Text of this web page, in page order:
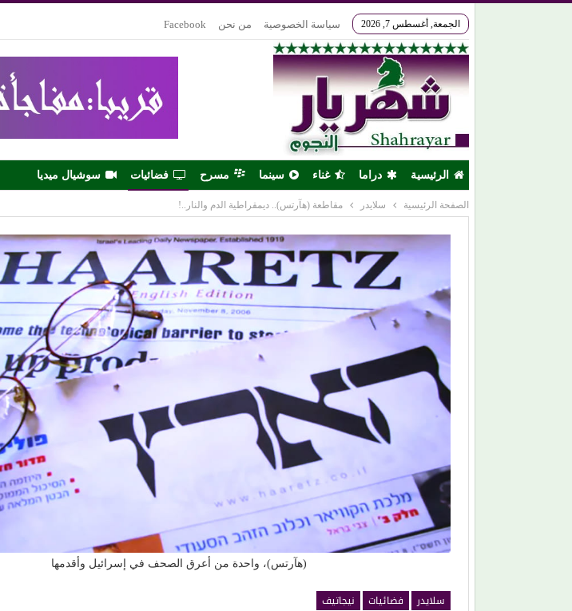
الجمعة, أغسطس 7, 2026 سياسة الخصوصية من نحن Facebook
الرئيسية دراما غناء سينما مسرح فضائيات سوشيال ميديا
الصفحة الرئيسية سلايدر مقاطعة (هآرتس).. ديمقراطية الدم والنار..!
(هآرتس)، واحدة من أعرق الصحف في إسرائيل وأقدمها
سلايدر فضائيات
نيجاتيف
من (حمانا) إلى القلوب.. (بلقيس) تغني للأمهات في (زهر
عذوبة ورومانسية (عفاف راضي) في غناء (الذكريات)
تفرض حضورها الراقي من جديد